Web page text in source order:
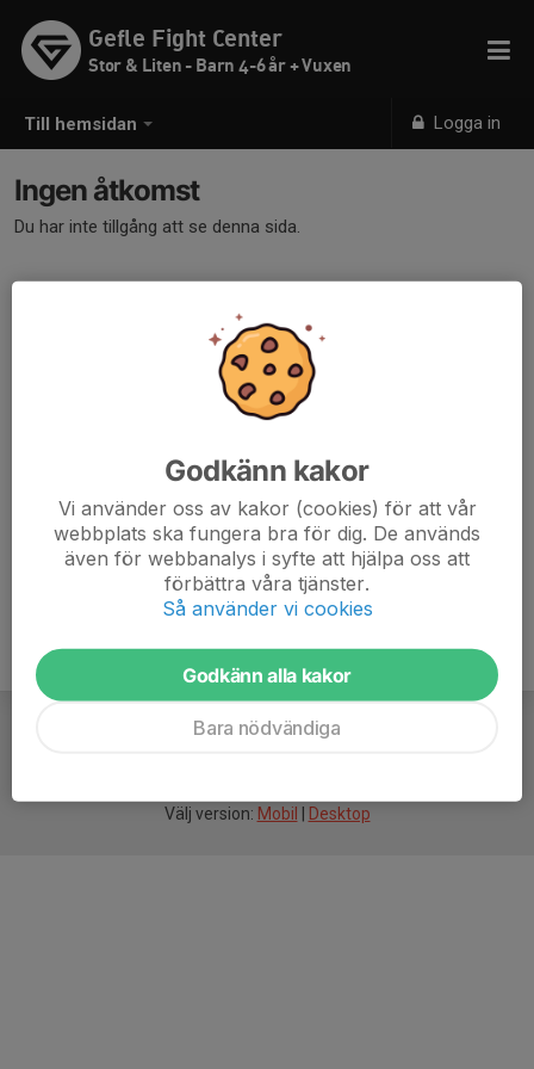
Till hemsidan Logga in
Gefle Fight Center
Stor & Liten - Barn 4-6 år + Vuxen
Ingen åtkomst
Du har inte tillgång att se denna sida.
Välj version: Mobil Desktop
Godkänn kakor
Vi använder oss av kakor (cookies) för att vår
webbplats ska fungera bra för dig. De används
även för webbanalys i syfte att hjälpa oss att
förbättra våra tjänster.
Så använder vi cookies
Godkänn alla kakor
Bara nödvändiga